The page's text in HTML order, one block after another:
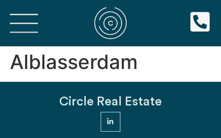
Alblasserdam
Circle Real Estate